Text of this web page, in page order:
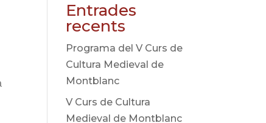
Entrades
recents
Programa del V Curs de
Cultura Medieval de
Montblanc
V Curs de Cultura
Medieval de Montblanc